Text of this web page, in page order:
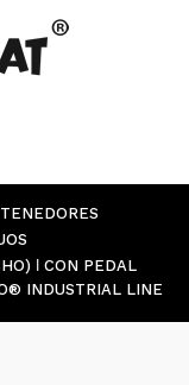
ǀ CON PEDAL
INDUSTRIAL LINE